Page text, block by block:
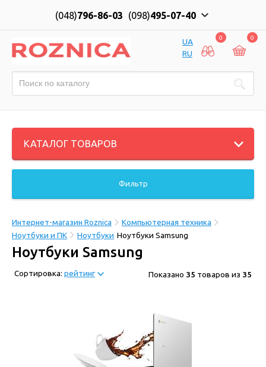
(048)796-86-03 (098)495-07-40
UA
RU
0 0
КАТАЛОГ ТОВАРОВ
Фильтр
Интернет-магазин Roznica
Компьютерная техника
Ноутбуки и ПК
Ноутбуки Ноутбуки Samsung
Ноутбуки Samsung
Сортировка: рейтинг Показано 35 товаров из 35